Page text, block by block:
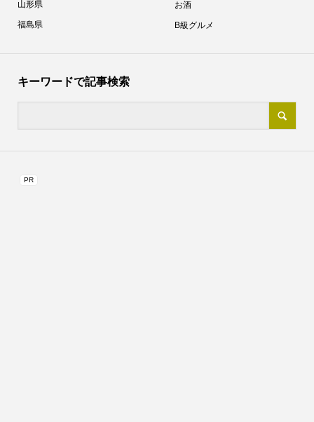
山形県
福島県
お酒
B級グルメ
キーワードで記事検索